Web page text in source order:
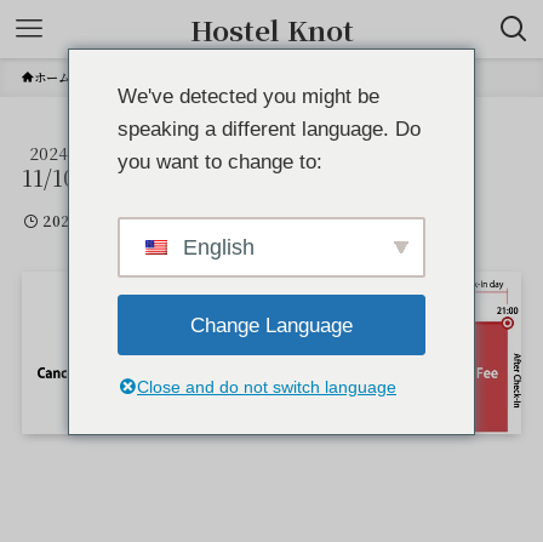
Hostel Knot
ホーム
cancellation policy
2024
11/10
2024年11月10日
We've detected you might be
speaking a different language. Do
you want to change to:
English
Change Language
Close and do not switch language